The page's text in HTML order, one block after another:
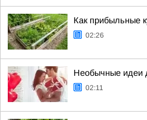
Как прибыльные
02:26
Необычные идеи
02:11